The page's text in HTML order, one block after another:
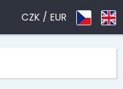
CZK / EUR